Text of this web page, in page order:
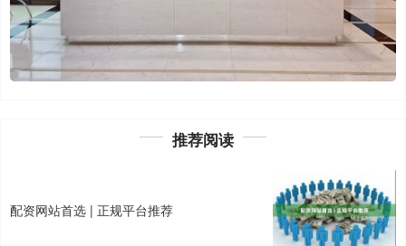
推荐阅读
配资网站首选 | 正规平台推荐